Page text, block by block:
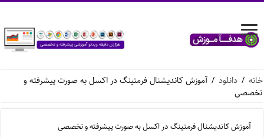
خانه / دانلود / آموزش کاندیشنال فرمتینگ در اکسل به صورت پیشرفته و
تخصصی
آموزش کاندیشنال فرمتینگ در اکسل به صورت پیشرفته و تخصصی